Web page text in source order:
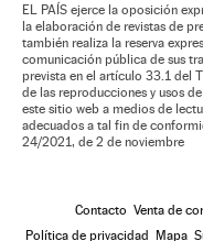
EL PAÍS ejerce la oposición
la elaboración de revistas de
también realiza la reserva
comunicación pública de sus
prevista en el artículo 33.1 del
de las reproducciones y usos
este sitio web a medios de
adecuados a tal fin de
24/2021, de 2 de noviembre
Contacto Venta de
Política de privacidad Mapa